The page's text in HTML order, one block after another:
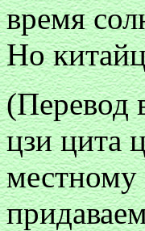
время
Но
(Перевод
цзи цита
местному